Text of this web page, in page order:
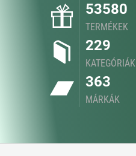
53580
TERMÉKEK
229
KATEGÓRIÁK
363
MÁRKÁK